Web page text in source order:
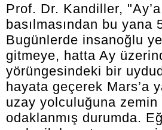
Prof. Dr. Kandiller,
basılmasından bu yana
Bugünlerde insanoğlu
gitmeye, hatta Ay
yörüngesindeki bir
hayata geçerek Mars’a
uzay yolculuğuna zemin
odaklanmış durumda.